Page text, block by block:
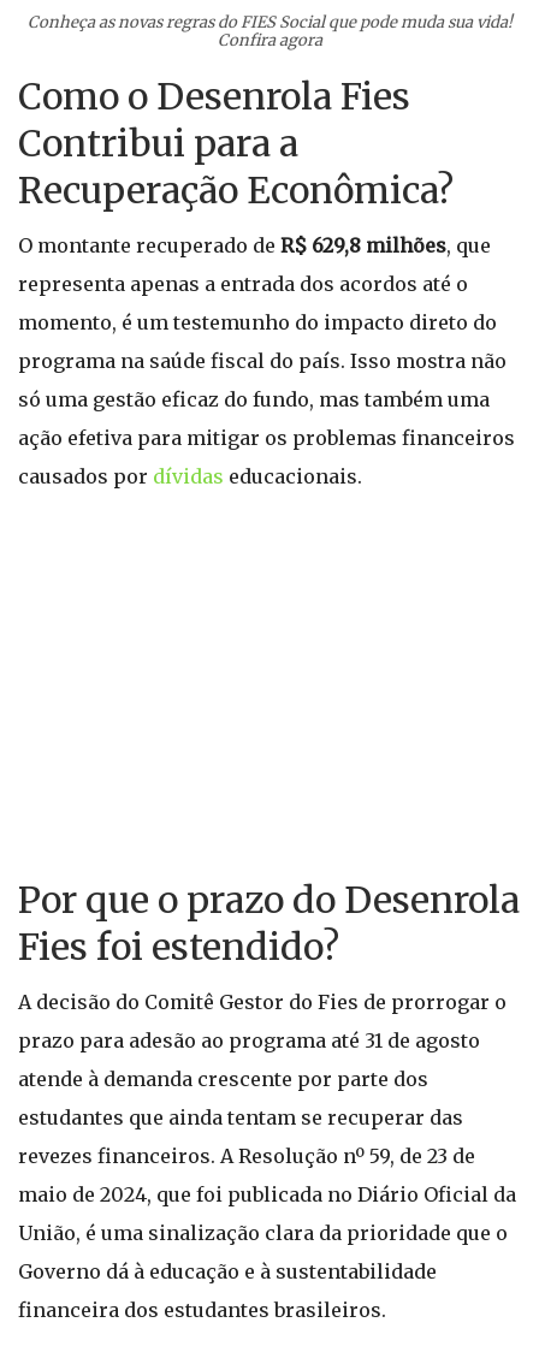
Conheça as novas regras do FIES Social que pode muda sua vida!
Confira agora
Como o Desenrola Fies
Contribui para a
Recuperação Econômica?
O montante recuperado de R$ 629,8 milhões, que
representa apenas a entrada dos acordos até o
momento, é um testemunho do impacto direto do
programa na saúde fiscal do país. Isso mostra não
só uma gestão eficaz do fundo, mas também uma
ação efetiva para mitigar os problemas financeiros
causados por dívidas educacionais.
Por que o prazo do Desenrola
Fies foi estendido?
A decisão do Comitê Gestor do Fies de prorrogar o
prazo para adesão ao programa até 31 de agosto
atende à demanda crescente por parte dos
estudantes que ainda tentam se recuperar das
revezes financeiros. A Resolução nº 59, de 23 de
maio de 2024, que foi publicada no Diário Oficial da
União, é uma sinalização clara da prioridade que o
Governo dá à educação e à sustentabilidade
financeira dos estudantes brasileiros.